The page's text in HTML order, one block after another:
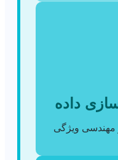
داده
مهندسی ویژگی